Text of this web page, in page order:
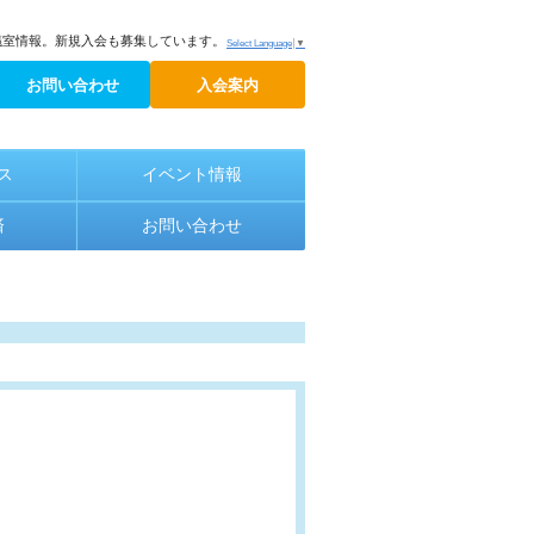
Select Language ▼
情報。新規入会も募集しています。
お問い合わせ 入会案内
イベント情報
お問い合わせ